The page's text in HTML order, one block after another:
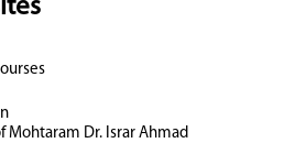
Mohtaram Dr. Israr Ahmad